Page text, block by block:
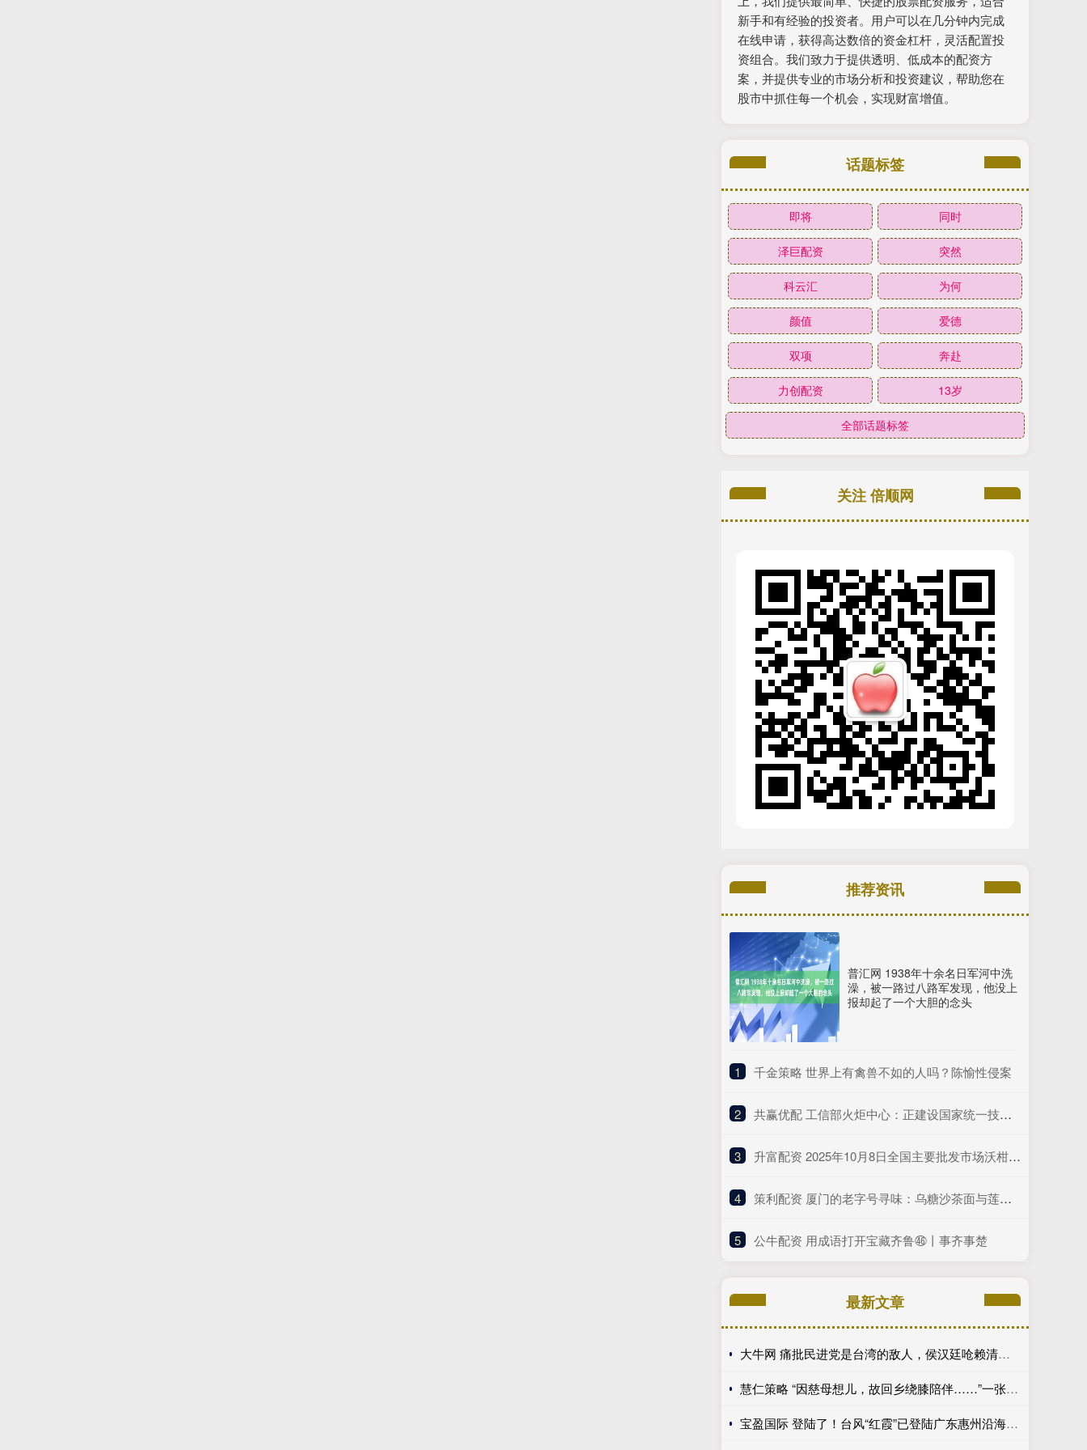
新手和有经验的投资者。用户可以在几分钟内完成
在线申请，获得高达数倍的资金杠杆，灵活配置投
资组合。我们致力于提供透明、低成本的配资方
案，并提供专业的市场分析和投资建议，帮助您在
股市中抓住每一个机会，实现财富增值。
话题标签
即将 同时
泽巨配资 突然
科云汇 为何
颜值 爱德
双项 奔赴
力创配资 13岁
全部话题标签
关注 倍顺网
推荐资讯
普汇网 1938年十余名日军河中洗
澡，被一路过八路军发现，他没上
报却起了一个大胆的念头
1 ​千金策略 世界上有禽兽不如的人吗？陈愉性侵案
2 ​共赢优配 工信部火炬中心：正建设国家统一技术交易服务平台 推动建设全国一体化技术市场
3 ​升富配资 2025年10月8日全国主要批发市场沃柑价格行情
4 ​策利配资 厦门的老字号寻味：乌糖沙茶面与莲欢海蛎煎
5 ​公牛配资 用成语打开宝藏齐鲁㊻丨事齐事楚
最新文章
大牛网 痛批民进党是台湾的敌人，侯汉廷呛赖清德：吃狗粮比关心食安还快
慧仁策略 “因慈母想儿，故回乡绕膝陪伴……”一张停业告示，为何全网点赞？
宝盈国际 登陆了！台风“红霞”已登陆广东惠州沿海 为今年来登陆我国最强台风